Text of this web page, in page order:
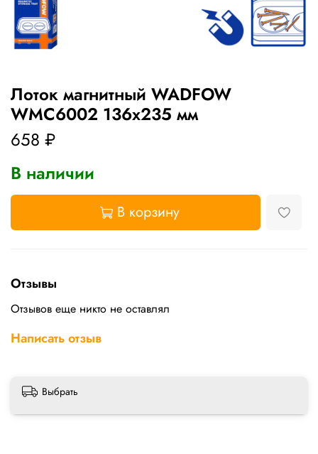
Лоток магнитный WADFOW
WMC6002 136х235 мм
658 ₽
В наличии
В корзину
Отзывы
Отзывов еще никто не оставлял
Написать отзыв
Выбрать